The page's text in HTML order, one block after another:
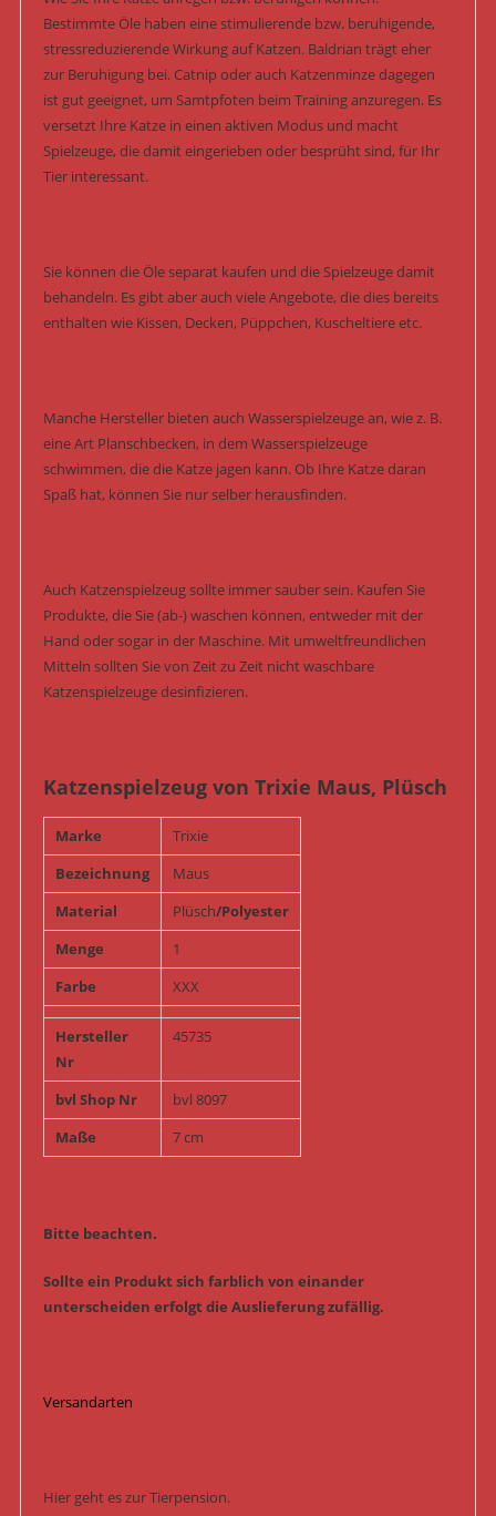
Bestimmte Öle haben eine stimulierende bzw. beruhigende,
stressreduzierende Wirkung auf Katzen. Baldrian trägt eher
zur Beruhigung bei. Catnip oder auch Katzenminze dagegen
ist gut geeignet, um Samtpfoten beim Training anzuregen. Es
versetzt Ihre Katze in einen aktiven Modus und macht
Spielzeuge, die damit eingerieben oder besprüht sind, für Ihr
Tier interessant.
Sie können die Öle separat kaufen und die Spielzeuge damit
behandeln. Es gibt aber auch viele Angebote, die dies bereits
enthalten wie Kissen, Decken, Püppchen, Kuscheltiere etc.
Manche Hersteller bieten auch Wasserspielzeuge an, wie z. B.
eine Art Planschbecken, in dem Wasserspielzeuge
schwimmen, die die Katze jagen kann. Ob Ihre Katze daran
Spaß hat, können Sie nur selber herausfinden.
Auch Katzenspielzeug sollte immer sauber sein. Kaufen Sie
Produkte, die Sie (ab-) waschen können, entweder mit der
Hand oder sogar in der Maschine. Mit umweltfreundlichen
Mitteln sollten Sie von Zeit zu Zeit nicht waschbare
Katzenspielzeuge desinfizieren.
Katzenspielzeug von Trixie Maus, Plüsch
Marke
Trixie
Bezeichnung
Maus
Material
Plüsch/Polyester
Menge
1
Farbe
XXX
Hersteller
Nr
45735
bvl Shop Nr
bvl 8097
Maße
7 cm
Bitte beachten.
Sollte ein Produkt sich farblich von einander
unterscheiden erfolgt die Auslieferung zufällig.
Versandarten
Hier geht es zur Tierpension.